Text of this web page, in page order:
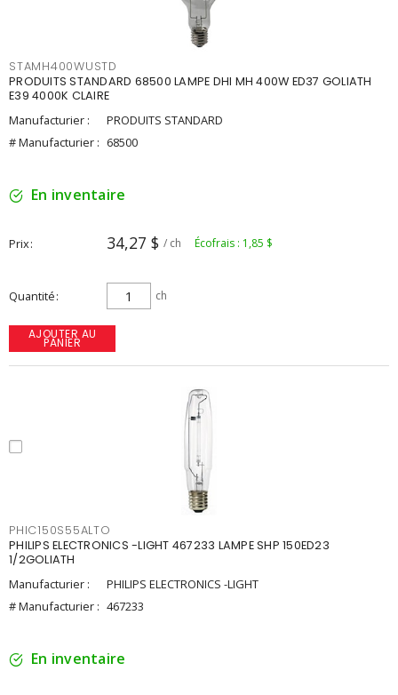
STAMH400WUSTD
PRODUITS STANDARD 68500 LAMPE DHI MH 400W ED37 GOLIATH
E39 4000K CLAIRE
Manufacturier :
PRODUITS STANDARD
# Manufacturier : 68500
En inventaire
Prix 34,27 $ / ch Écofrais : 1,85 $
Quantité ch
AJOUTER AU
PANIER
PHIC150S55ALTO
PHILIPS ELECTRONICS -LIGHT 467233 LAMPE SHP 150ED23
1/2GOLIATH
Manufacturier :
PHILIPS ELECTRONICS -LIGHT
# Manufacturier : 467233
En inventaire